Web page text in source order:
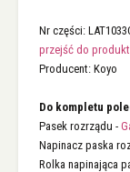
Nr części:
przejść do
Producent: Koyo
Do kompletu
Pasek rozrządu -
Napinacz paska
Rolka napinająca